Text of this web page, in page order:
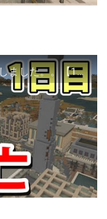
【マインクラフト】地球が滅亡しました。。【1日目】